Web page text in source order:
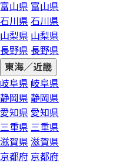
富山県 富山県
石川県 石川県
山梨県 山梨県
長野県 長野県
東海／近畿
岐阜県 岐阜県
静岡県 静岡県
愛知県 愛知県
三重県 三重県
滋賀県 滋賀県
京都府 京都府